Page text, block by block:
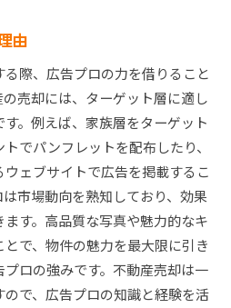
由
際、広告プロの力を借りること
売却には、ターゲット層に適し
。例えば、家族層をターゲット
でパンフレットを配布したり、
ェブサイトで広告を掲載するこ
市場動向を熟知しており、効果
す。高品質な写真や魅力的なキ
で、物件の魅力を最大限に引き
ロの強みです。不動産売却は一
で、広告プロの知識と経験を活